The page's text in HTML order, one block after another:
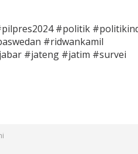
#politik
#ridwankamil
#jateng #jatim #survei